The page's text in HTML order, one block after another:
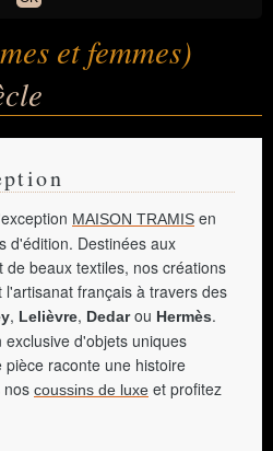
et femmes)
MAISON TRAMIS en
d'édition. Destinées aux
beaux textiles, nos créations
français à travers des
, Lelièvre, Dedarou Hermès.
d'objets uniques
raconte une histoire
nos coussins de luxe et profitez